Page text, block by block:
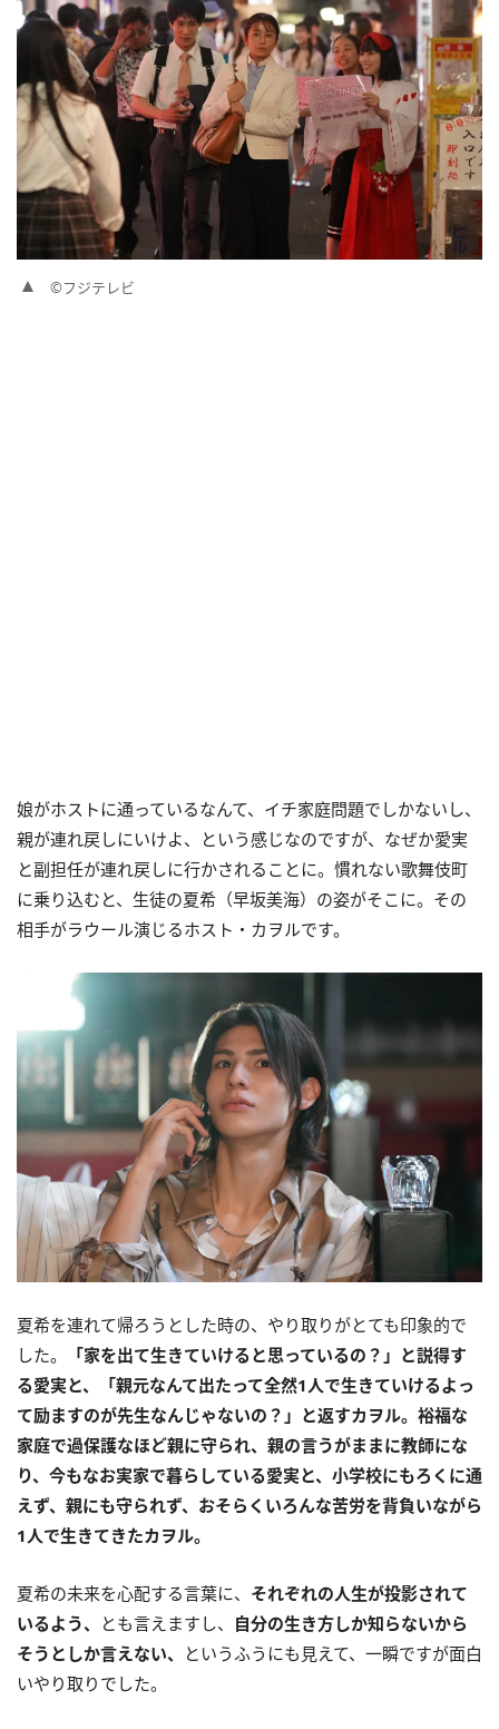
©フジテレビ
娘がホストに通っているなんて、イチ家庭問題でしかないし、
親が連れ戻しにいけよ、という感じなのですが、なぜか愛実
と副担任が連れ戻しに行かされることに。慣れない歌舞伎町
に乗り込むと、生徒の夏希（早坂美海）の姿がそこに。その
相手がラウール演じるホスト・カヲルです。
夏希を連れて帰ろうとした時の、やり取りがとても印象的で
した。
「家を出て生きていけると思っているの？」と説得す
る愛実と、「親元なんて出たって全然1人で生きていけるよっ
て励ますのが先生なんじゃないの？」と返すカヲル。裕福な
家庭で過保護なほど親に守られ、親の言うがままに教師にな
り、今もなお実家で暮らしている愛実と、小学校にもろくに通
えず、親にも守られず、おそらくいろんな苦労を背負いながら
1人で生きてきたカヲル。
夏希の未来を心配する言葉に、 それぞれの人生が投影されて
いるよう、
とも言えますし、 自分の生き方しか知らないから
そうとしか言えない、
というふうにも見えて、一瞬ですが面白
いやり取りでした。